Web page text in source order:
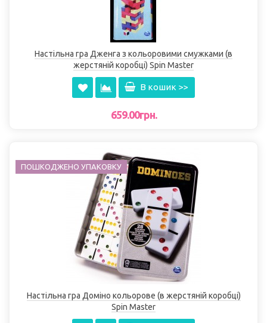
Настільна гра Дженга з кольоровими смужками (в
жерстяній коробці) Spin Master
В кошик >>
659.00грн.
ПОШКОДЖЕНО УПАКОВКУ
Настільна гра Доміно кольорове (в жерстяній коробці)
Spin Master